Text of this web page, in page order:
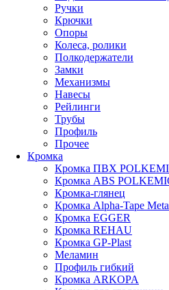
Ручки
Крючки
Опоры
Колеса, ролики
Полкодержатели
Замки
Механизмы
Навесы
Рейлинги
Трубы
Профиль
Прочее
Кромка
Кромка ПВХ
Кромка ABS
Кромка-глянец
Кромка Alpha-Tape
Кромка EGGER
Кромка REHAU
Кромка GP-Plast
Меламин
Профиль гибкий
Кромка ARKOPA